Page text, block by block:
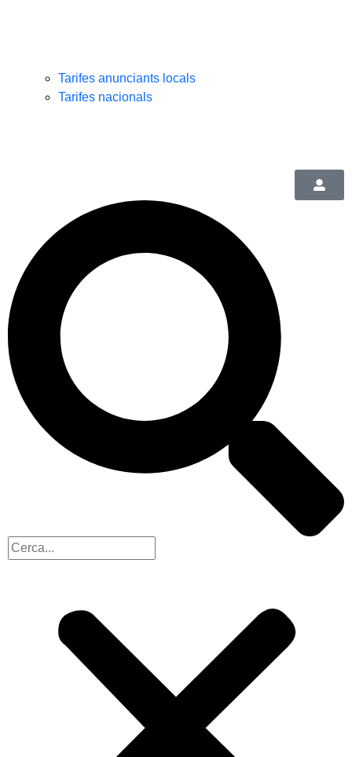
Tarifes anunciants locals
Tarifes nacionals